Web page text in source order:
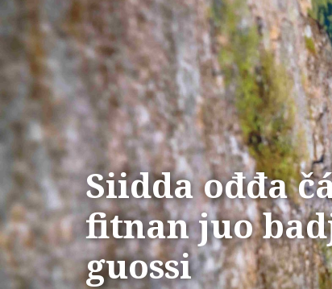
Siidda ođđa
fitnan juo
guossi